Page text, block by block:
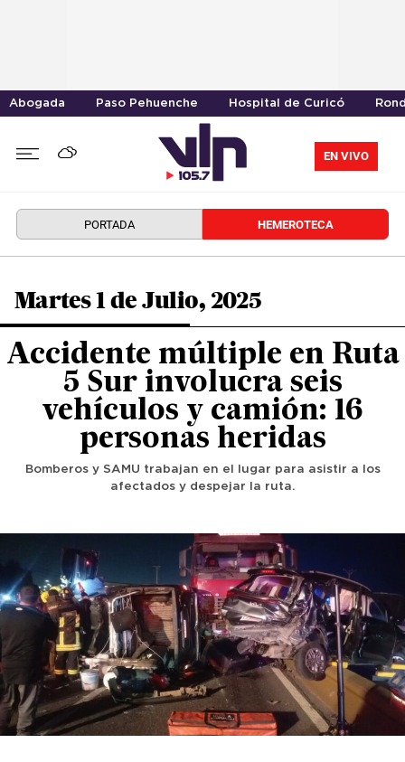
Abogada Paso Pehuenche Hospital de Curicó
EN VIVO
PORTADA HEMEROTECA
Martes 1 de Julio, 2025
Accidente múltiple en Ruta
5 Sur involucra seis
vehículos y camión: 16
personas heridas
Bomberos y SAMU trabajan en el lugar para asistir a los
afectados y despejar la ruta.